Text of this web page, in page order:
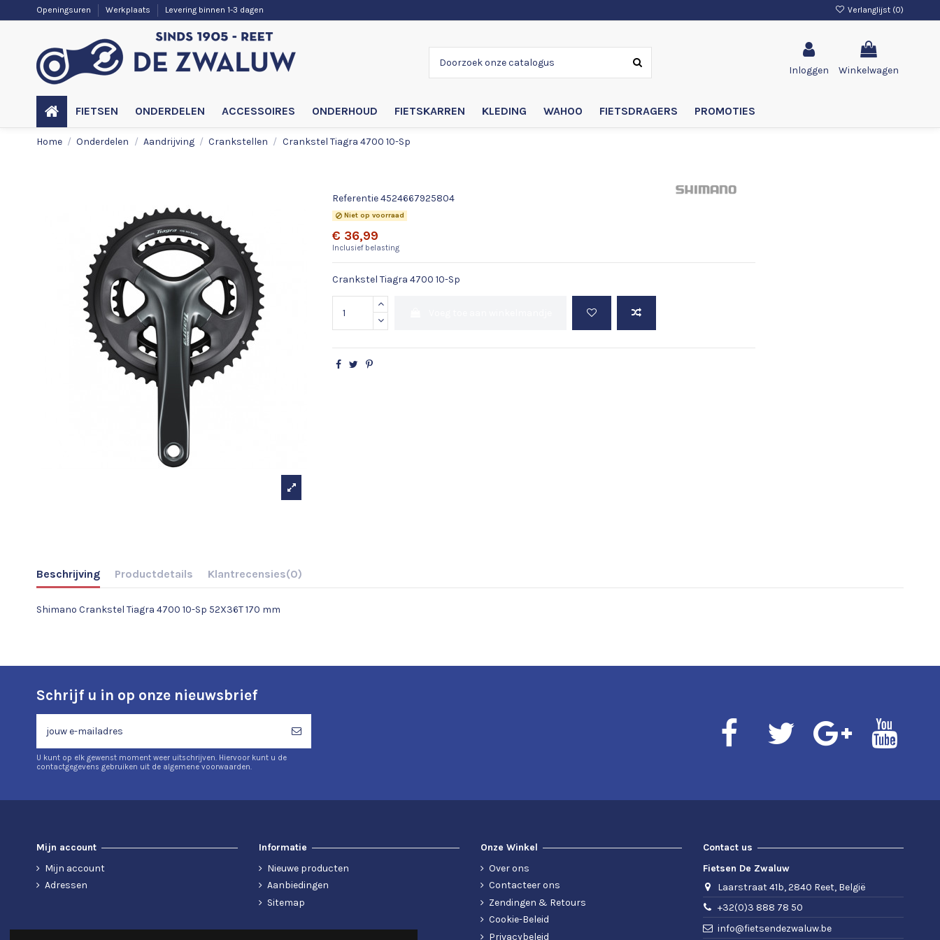
Openingsuren Werkplaats Levering binnen 1-3 dagen Verlanglijst (0)
Inloggen Winkelwagen
FIETSEN ONDERDELEN ACCESSOIRES ONDERHOUD FIETSKARREN KLEDING WAHOO FIETSDRAGERS PROMOTIES
Home Onderdelen Aandrijving Crankstellen Crankstel Tiagra 4700 10-Sp
Referentie4524667925804
Niet op voorraad
€ 36,99
Inclusief belasting
Crankstel Tiagra 4700 10-Sp
Beschrijving Productdetails Klantrecensies(0)
Shimano Crankstel Tiagra 4700 10-Sp 52X36T 170 mm
Schrijf u in op onze nieuwsbrief
U kunt op elk gewenst moment weer uitschrijven. Hiervoor kunt u de
contactgegevens gebruiken uit de algemene voorwaarden.
Mijn account
Mijn account
Adressen
Informatie
Nieuwe producten
Aanbiedingen
Sitemap
Onze Winkel
Over ons
Contacteer ons
Zendingen & Retours
Cookie-Beleid
Privacybeleid
Contact us
Fietsen De Zwaluw
Laarstraat 41b, 2840 Reet, België
+32(0)3 888 78 50
info@fietsendezwaluw.be